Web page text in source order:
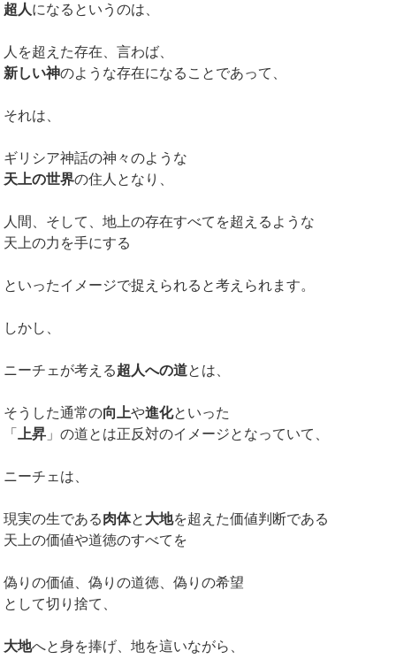
超人になるというのは、
人を超えた存在、言わば、
新しい神のような存在になることであって、
それは、
ギリシア神話の神々のような
天上の世界の住人となり、
人間、そして、地上の存在すべてを超えるような
天上の力を手にする
といったイメージで捉えられると考えられます。
しかし、
ニーチェが考える超人への道とは、
そうした通常の向上や進化といった
「上昇 」の道とは正反対のイメージとなっていて、
ニーチェは、
現実の生である肉体と 大地を超えた価値判断である
天上の価値や道徳のすべてを
偽りの価値、偽りの道徳、偽りの希望
として切り捨て、
大地へと身を捧げ、地を這いながら、